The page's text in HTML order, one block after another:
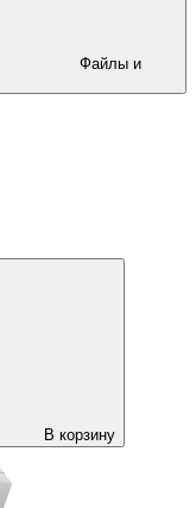
В корзину